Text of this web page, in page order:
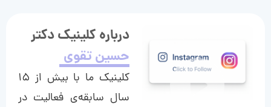
درباره کلینیک دکتر
حسین تقوی
کلینیک ما با بیش از ۱۵
سال سابقه‌ی فعالیت در